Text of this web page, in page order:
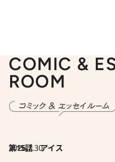
COMIC &
ROOM
2026.7.30
第15話 アイス